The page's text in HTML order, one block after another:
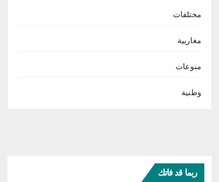
مختلفات
مغاربية
منوعات
وطنية
ربما قد فاتك